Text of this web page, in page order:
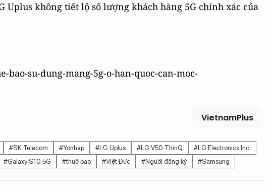
Uplus không tiết lộ số lượng khách hàng 5G chính xác của
bao-su-dung-mang-5g-o-han-quoc-can-moc-
VietnamPlus
#SK Telecom #Yonhap #LG Uplus #LG V50 ThinQ
#LG Electronics Inc.
#Galaxy S10 5G #thuê bao #Việt Đức #Người đăng ký #Samsung